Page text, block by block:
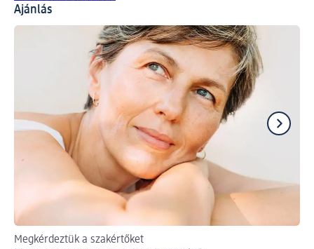
Ajánlás
Megkérdeztük a szakértőket